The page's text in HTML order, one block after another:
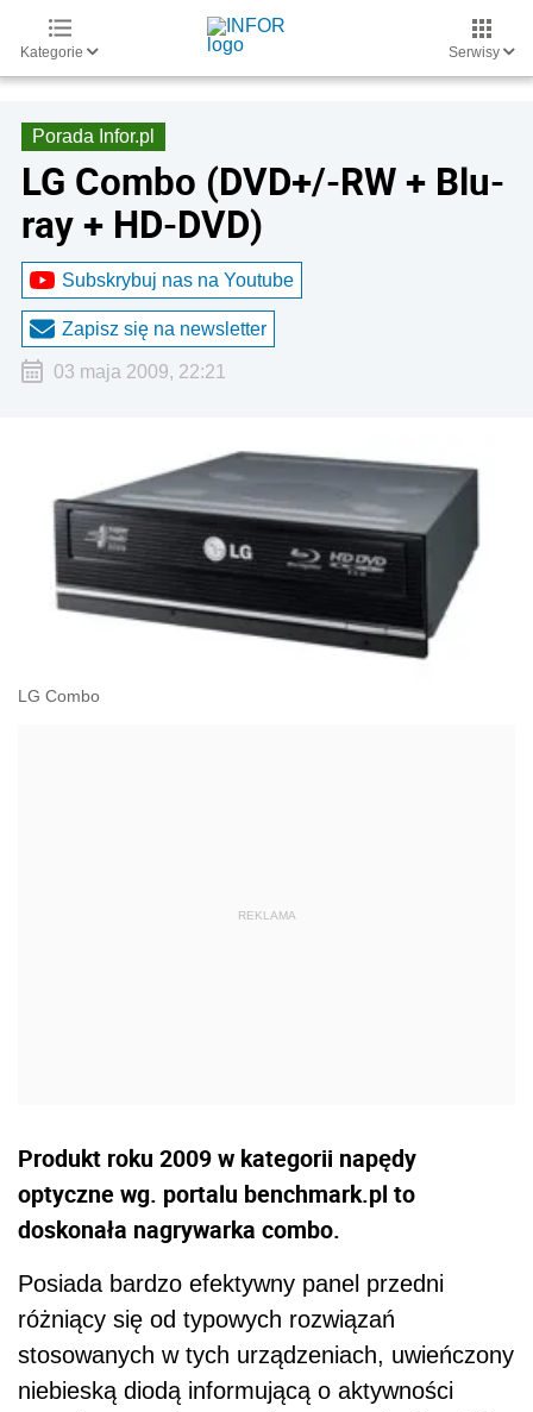
Kategorie Serwisy
Porada Infor.pl
LG Combo (DVD+/-RW + Blu-
ray + HD-DVD)
Subskrybuj nas na Youtube
Zapisz się na newsletter
03 maja 2009, 22:21
LG Combo
Produkt roku 2009 w kategorii napędy
optyczne wg. portalu benchmark.pl to
doskonała nagrywarka combo.
Posiada bardzo efektywny panel przedni
różniący się od typowych rozwiązań
stosowanych w tych urządzeniach, uwieńczony
niebieską diodą informującą o aktywności